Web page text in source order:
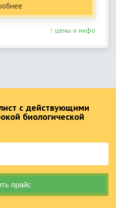
↑ цены и инфо
с действующими
биологической